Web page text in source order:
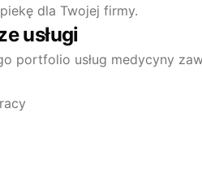
dla Twojej firmy.
usługi
portfolio usług medycyny